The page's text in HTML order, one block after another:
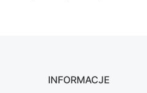
INFORMACJE